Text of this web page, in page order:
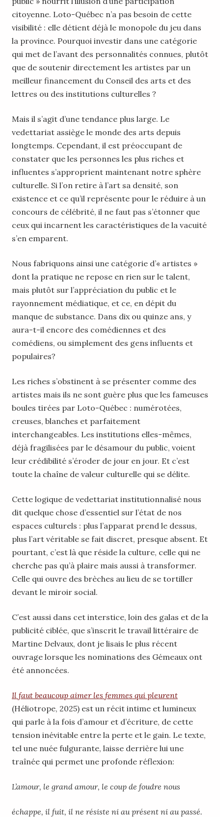
citoyenne. Loto-Québec n’a pas besoin de cette
visibilité : elle détient déjà le monopole du jeu dans
la province. Pourquoi investir dans une catégorie
qui met de l’avant des personnalités connues, plutôt
que de soutenir directement les artistes par un
meilleur financement du Conseil des arts et des
lettres ou des institutions culturelles ?
Mais il s’agit d’une tendance plus large. Le
vedettariat assiège le monde des arts depuis
longtemps. Cependant, il est préoccupant de
constater que les personnes les plus riches et
influentes s’approprient maintenant notre sphère
culturelle. Si l’on retire à l’art sa densité, son
existence et ce qu’il représente pour le réduire à un
concours de célébrité, il ne faut pas s’étonner que
ceux qui incarnent les caractéristiques de la vacuité
s’en emparent.
Nous fabriquons ainsi une catégorie d’« artistes »
dont la pratique ne repose en rien sur le talent,
mais plutôt sur l’appréciation du public et le
rayonnement médiatique, et ce, en dépit du
manque de substance. Dans dix ou quinze ans, y
aura-t-il encore des comédiennes et des
comédiens, ou simplement des gens influents et
populaires?
Les riches s’obstinent à se présenter comme des
artistes mais ils ne sont guère plus que les fameuses
boules tirées par Loto-Québec : numérotées,
creuses, blanches et parfaitement
interchangeables. Les institutions elles-mêmes,
déjà fragilisées par le désamour du public, voient
leur crédibilité s’éroder de jour en jour. Et c’est
toute la chaîne de valeur culturelle qui se délite.
Cette logique de vedettariat institutionnalisé nous
dit quelque chose d’essentiel sur l’état de nos
espaces culturels : plus l’apparat prend le dessus,
plus l’art véritable se fait discret, presque absent. Et
pourtant, c’est là que réside la culture, celle qui ne
cherche pas qu’à plaire mais aussi à transformer.
Celle qui ouvre des brèches au lieu de se tortiller
devant le miroir social.
C’est aussi dans cet interstice, loin des galas et de la
publicité ciblée, que s’inscrit le travail littéraire de
Martine Delvaux, dont je lisais le plus récent
ouvrage lorsque les nominations des Gémeaux ont
été annoncées.
Il faut beaucoup aimer les femmes qui pleurent
(Héliotrope, 2025) est un récit intime et lumineux
qui parle à la fois d’amour et d’écriture, de cette
tension inévitable entre la perte et le gain. Le texte,
tel une nuée fulgurante, laisse derrière lui une
traînée qui permet une profonde réflexion:
L’amour, le grand amour, le coup de foudre nous
échappe, il fuit, il ne résiste ni au présent ni au passé.